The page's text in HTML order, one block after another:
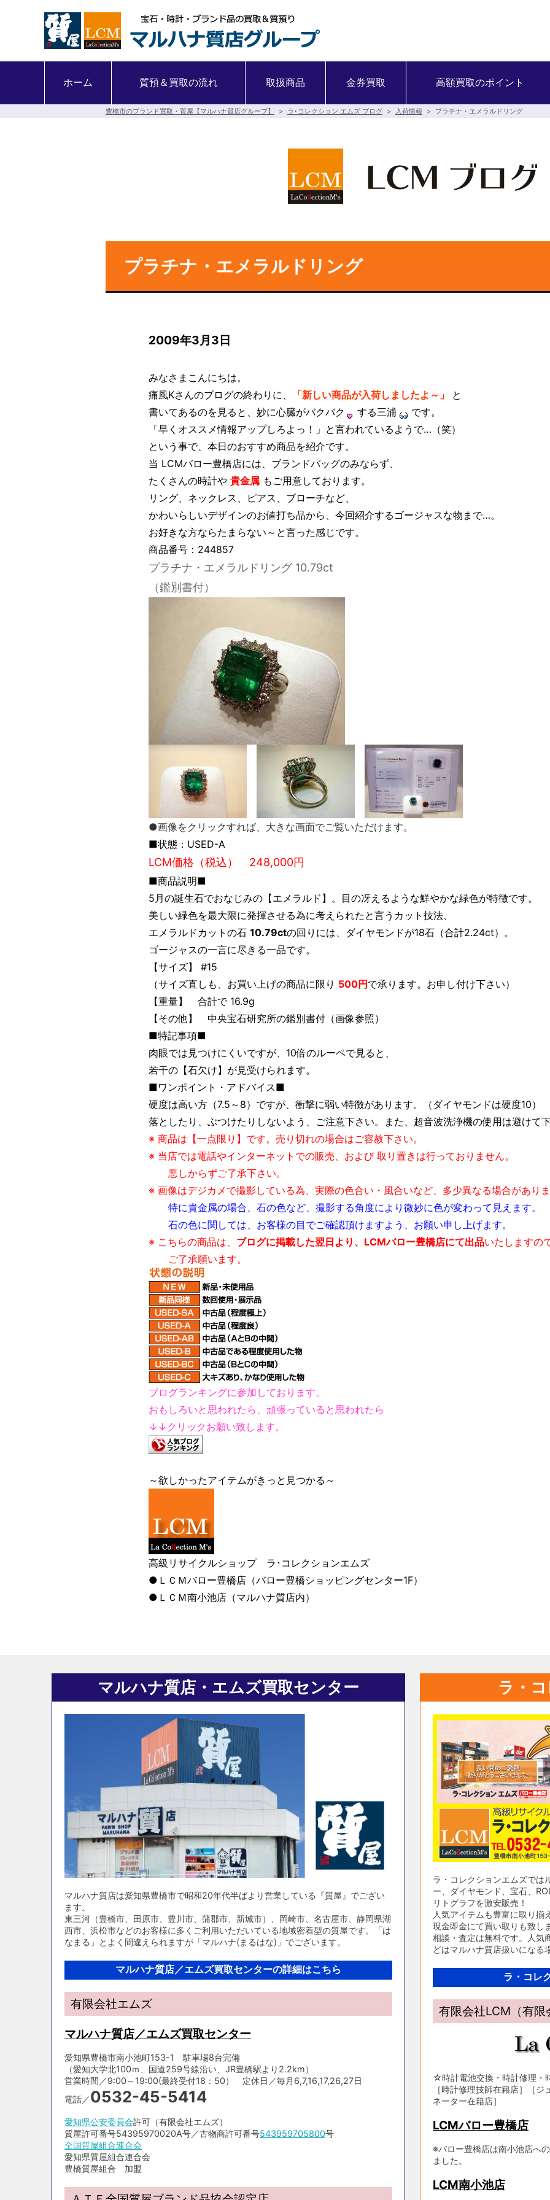
ホーム 質預＆買取の流れ 取扱商品 金券買取 高額買取のポイント
豊橋市のブランド買取・質屋【マルハナ質店グループ】 > ラ･コレクション エムズ ブログ > 入荷情報 > プラチナ・エメラルドリング
プラチナ・エメラルドリング
2009年3月3日
みなさまこんにちは。
痛風Kさんのブログの終わりに、
「新しい商品が入荷しましたよ～」 と
書いてあるのを見ると、妙に心臓がバクバク
する三浦
です。
「早くオススメ情報アップしろよっ！」と言われているようで…（笑）
という事で、本日のおすすめ商品を紹介です。
当 LCMバロー豊橋店には、ブランドバッグのみならず、
たくさんの時計や 貴金属 もご用意しております。
リング、ネックレス、ピアス、ブローチなど、
かわいらしいデザインのお値打ち品から、今回紹介するゴージャスな物まで…。
お好きな方ならたまらない～と言った感じです。
商品番号：244857
プラチナ・エメラルドリング 10.79ct
（鑑別書付）
●画像をクリックすれば、大きな画面でご覧いただけます。
■状態：USED-A
LCM価格（税込） 248,000円
■商品説明■
5月の誕生石でおなじみの【エメラルド】。目の冴えるような鮮やかな緑色が特徴です。
美しい緑色を最大限に発揮させる為に考えられたと言うカット技法、
エメラルドカットの石 10.79ctの回りには、ダイヤモンドが18石（合計2.24ct）。
ゴージャスの一言に尽きる一品です。
【サイズ】 #15
（サイズ直しも、お買い上げの商品に限り 500円 で承ります。お申し付け下さい）
【重量】 合計で 16.9g
【その他】 中央宝石研究所の鑑別書付（画像参照）
■特記事項■
肉眼では見つけにくいですが、10倍のルーペで見ると、
若干の【石欠け】が見受けられます。
■ワンポイント・アドバイス■
硬度は高い方（7.5～8）ですが、衝撃に弱い特徴があります。（ダイヤモンドは硬度10）
落としたり、ぶつけたりしないよう、ご注意下さい。また、超音波洗浄機の使用は避けて下
※ 商品は【一点限り】です。売り切れの場合はご容赦下さい。
※ 当店では電話やインターネットでの販売、および 取り置きは行っておりません。
悪しからずご了承下さい。
※ 画像はデジカメで撮影している為、実際の色合い・風合いなど、多少異なる場合がありま
特に貴金属の場合、石の色など、撮影する角度により微妙に色が変わって見えます。
石の色に関しては、お客様の目でご確認頂けますよう、お願い申し上げます。
※ こちらの商品は、 ブログに掲載した翌日より、LCMバロー豊橋店にて出品いたしますので
ご了承願います。
ブログランキングに参加しております。
おもしろいと思われたら、頑張っていると思われたら
↓↓クリックお願い致します。
～欲しかったアイテムがきっと見つかる～
高級リサイクルショップ ラ･コレクションエムズ
●ＬＣＭバロー豊橋店（バロー豊橋ショッピングセンター1F）
●ＬＣＭ南小池店（マルハナ質店内）
マルハナ質店・エムズ買取センター
マルハナ質店は愛知県豊橋市で昭和20年代半ばより営業している『質屋』でござい
ます。
東三河（豊橋市、田原市、豊川市、蒲郡市、新城市）、岡崎市、名古屋市、静岡県湖
西市、浜松市などのお客様に多くご利用いただいている地域密着型の質屋です。「は
なまる」とよく間違えられますが「マルハナ(まるはな)」でございます。
マルハナ質店／エムズ買取センターの詳細はこちら
有限会社エムズ
マルハナ質店／エムズ買取センター
愛知県豊橋市南小池町153-1 駐車場8台完備
（愛知大学北100ｍ、国道259号線沿い、JR豊橋駅より2.2km）
営業時間／9:00～19:00(最終受付18：50） 定休日／毎月6,7,16,17,26,27日
電話／0532-45-5414
愛知県公安委員会許可（有限会社エムズ）
質屋許可番号54395970020A号／古物商許可番号543959705800号
全国質屋組合連合会
愛知県質屋組合連合会
豊橋質屋組合 加盟
ラ・
ラ・コレクションエムズでは
ー、ダイヤモンド、宝石、
リトグラフを激安販売！
人気アイテムも豊富に取り揃
現金即金にて買い取りも致し
相談・査定は無料です。人気
どはマルハナ質店扱いになる
ラ・コレ
有限会社LCM（有限
☆時計電池交換・時計修理・
［時計修理技師在籍店］［
ネーター在籍店］
LCMバロー豊橋店
※バロー豊橋店は南小池店へ
ました。
LCM南小池店